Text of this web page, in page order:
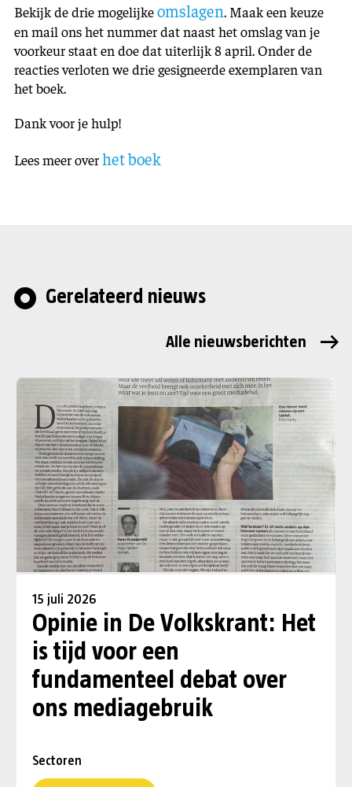
Bekijk de drie mogelijkeomslagen. Maak een keuze
en mail ons het nummer dat naast het omslag van je
voorkeur staat en doe dat uiterlijk 8 april. Onder de
reacties verloten we drie gesigneerde exemplaren van
het boek.
Dank voor je hulp!
Lees meer overhet boek
Gerelateerd nieuws
Alle nieuwsberichten
15 juli 2026
Opinie in De Volkskrant: Het
is tijd voor een
fundamenteel debat over
ons mediagebruik
Sectoren